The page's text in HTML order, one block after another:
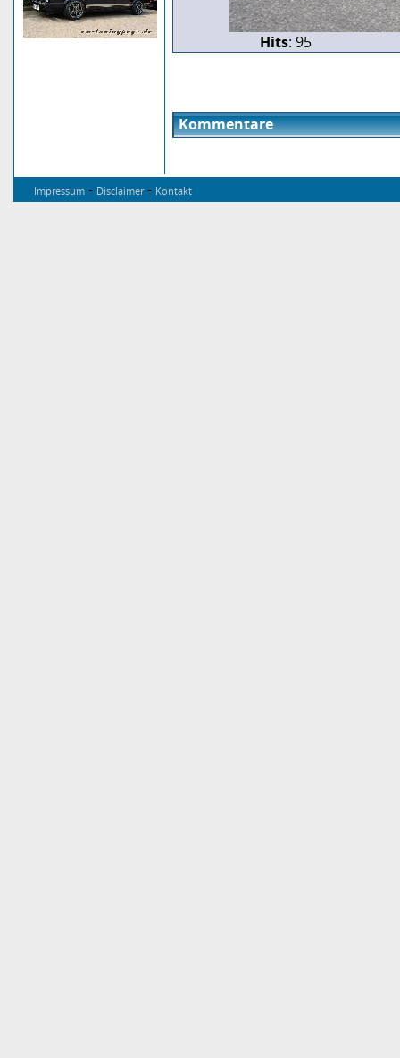
Hits: 95
Kommentare
Impressum - Disclaimer- Kontakt